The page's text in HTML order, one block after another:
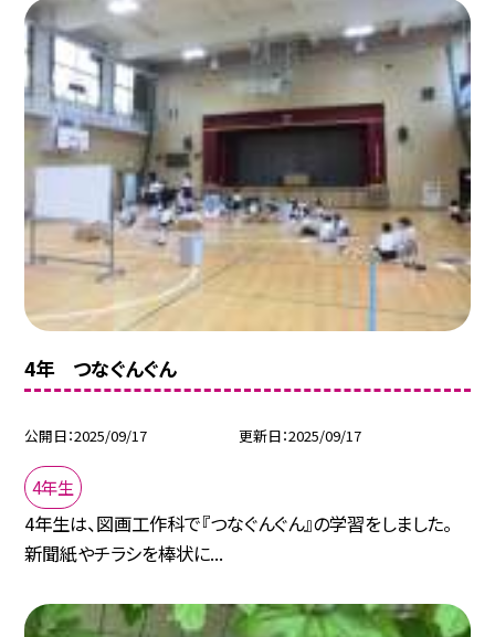
4年 つなぐんぐん
公開日 2025/09/17 更新日 2025/09/17
4年生
4年生は、図画工作科で『つなぐんぐん』の学習をしました。
新聞紙やチラシを棒状に...